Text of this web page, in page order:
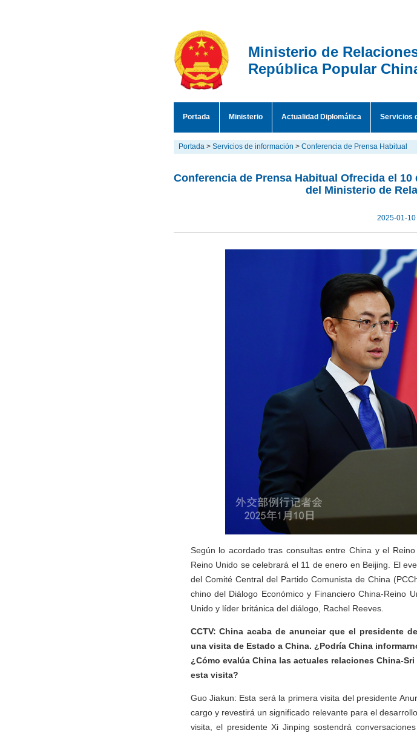
Ministerio de
República Popular
Portada Ministerio Actualidad Diplomática Servicios
Portada > Servicios de información > Conferencia de Prensa Habitual
Conferencia de Prensa Habitual Ofrecida el
del Ministerio de
2025-01-
Según lo acordado tras consultas entre China y el
Reino Unido se celebrará el 11 de enero en Beijing. El
del Comité Central del Partido Comunista de China
chino del Diálogo Económico y Financiero China-Reino
Unido y líder británica del diálogo, Rachel Reeves.
CCTV: China acaba de anunciar que el presidente
una visita de Estado a China. ¿Podría China
¿Cómo evalúa China las actuales relaciones China-
esta visita?
Guo Jiakun: Esta será la primera visita del presidente
cargo y revestirá un significado relevante para el
visita, el presidente Xi Jinping sostendrá